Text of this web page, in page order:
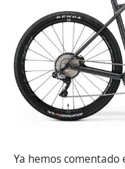
Ya hemos comentado